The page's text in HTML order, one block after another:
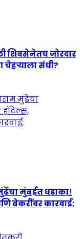
शिवसेनेतच जोरदार
संधी?
मुंबईत धडाका!
बेकरींवर कारवाई;